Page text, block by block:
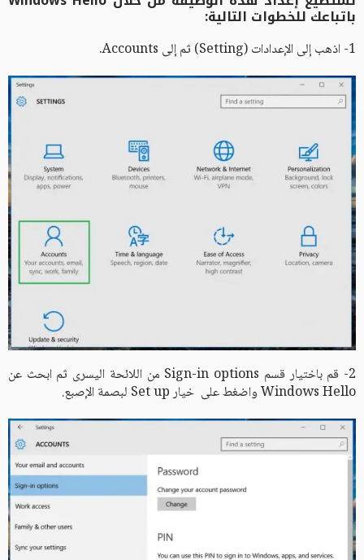
باتباعك للخطوات التالية:
1- اذهب إلى الإعدادات (Setting) ثم إلى Accounts.
2- قم باختيار قسم Sign-in options من اللائحة اليسرى ثم ابحث عن
Windows Hello واضغط على خيار Set up لبصمة الإصبع.